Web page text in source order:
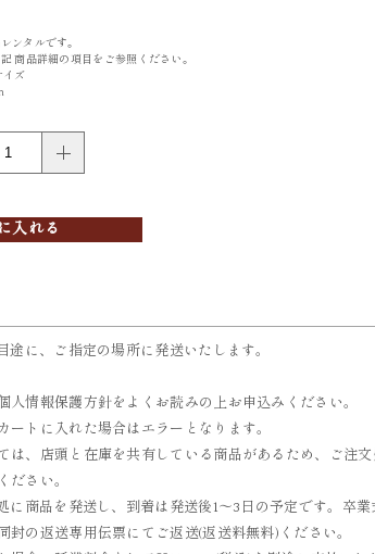
ンタルです。
商品詳細の項目をご参照ください。
ズ
入れる
途に、ご指定の場所に発送いたします。
情報保護方針をよくお読みの上お申込みください。
トに入れた場合はエラーとなります。
は、店頭と在庫を共有している商品があるため、ご注
ださい。
に商品を発送し、到着は発送後1～3日の予定です。卒
封の返送専用伝票にてご返送(返送料無料)ください。